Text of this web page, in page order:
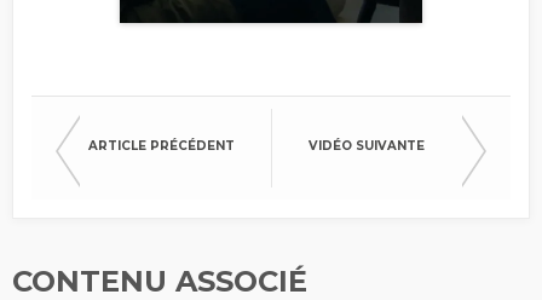
ARTICLE PRÉCÉDENT VIDÉO SUIVANTE
CONTENU ASSOCIÉ